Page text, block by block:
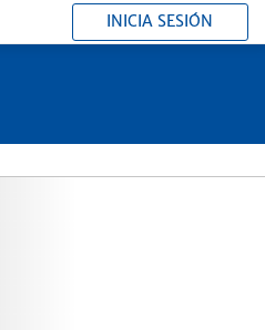
INICIA SESIÓN